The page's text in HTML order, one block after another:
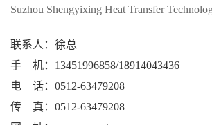
Suzhou Shengyixing Heat Transfer
联系人：徐总
手 机：13451996858/18914043436
电 话：0512-63479208
传 真：0512-63479208